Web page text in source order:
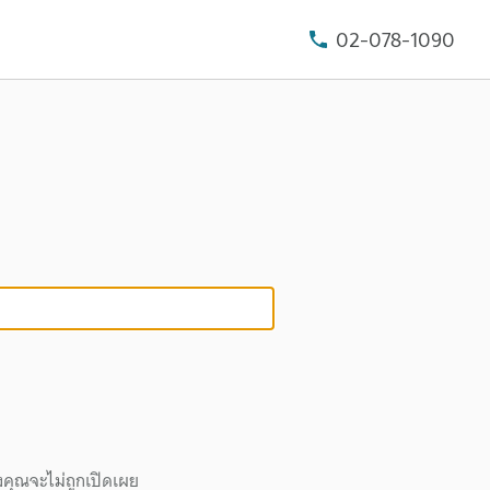
02-078-1090
ณจะไม่ถูกเปิดเผย